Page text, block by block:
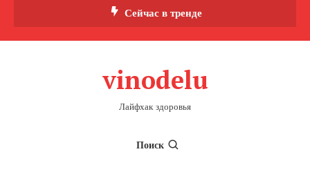
Сейчас в тренде
vinodelu
Лайфхак здоровья
Поиск